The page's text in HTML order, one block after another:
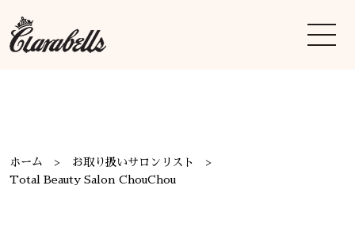
ホーム
お取り扱いサロンリスト
Total Beauty Salon ChouChou